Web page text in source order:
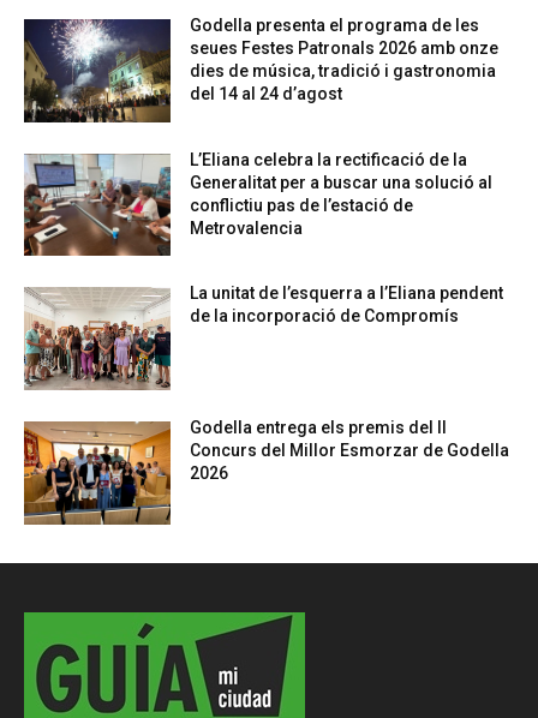
Godella presenta el programa de les
seues Festes Patronals 2026 amb onze
dies de música, tradició i gastronomia
del 14 al 24 d’agost
L’Eliana celebra la rectificació de la
Generalitat per a buscar una solució al
conflictiu pas de l’estació de
Metrovalencia
La unitat de l’esquerra a l’Eliana pendent
de la incorporació de Compromís
Godella entrega els premis del II
Concurs del Millor Esmorzar de Godella
2026